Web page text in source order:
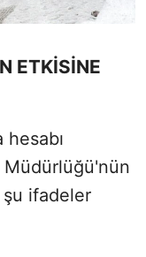
ETKİSİNE
şu ifadeler